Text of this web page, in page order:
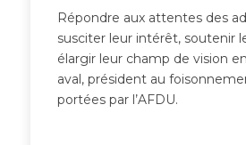
Répondre aux attentes des
susciter leur intérêt, soutenir
élargir leur champ de vision
aval, président au
portées par l’AFDU.